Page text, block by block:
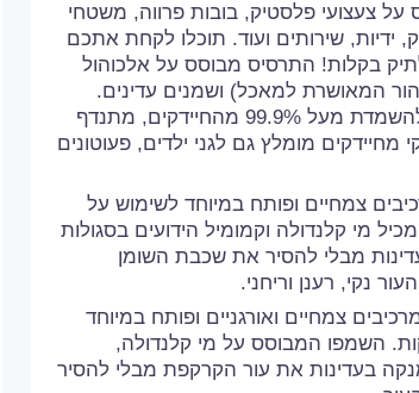
על צעצועי פלסטיק, בובות פרווה, משטחי
ידיות, שירותים ועוד. תוכלו לקחת אתכם
בקלות! התרסיס מבוסס על אלכוהול
המאושרת למאכל) ושמנים עדינים.
לאחר הריסוס פועל האלכוהול להשמדת מעל 99.9% מהחיידקים, מתנדף
מומלץ גם לגני ילדים, פעוטונים
צמחיים ופותח במיוחד לשימוש על
מי קלנדולה וקמומיל הידועים בסגולות
מבלי להסיר את שכבת השומן
נקי, רענן וריחני.
צמחיים ואורגניים ופותח במיוחד
השמפו המבוסס על מי קלנדולה,
בעדינות את עור הקרקפת מבלי להסיר